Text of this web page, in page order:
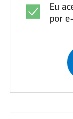
Eu
por